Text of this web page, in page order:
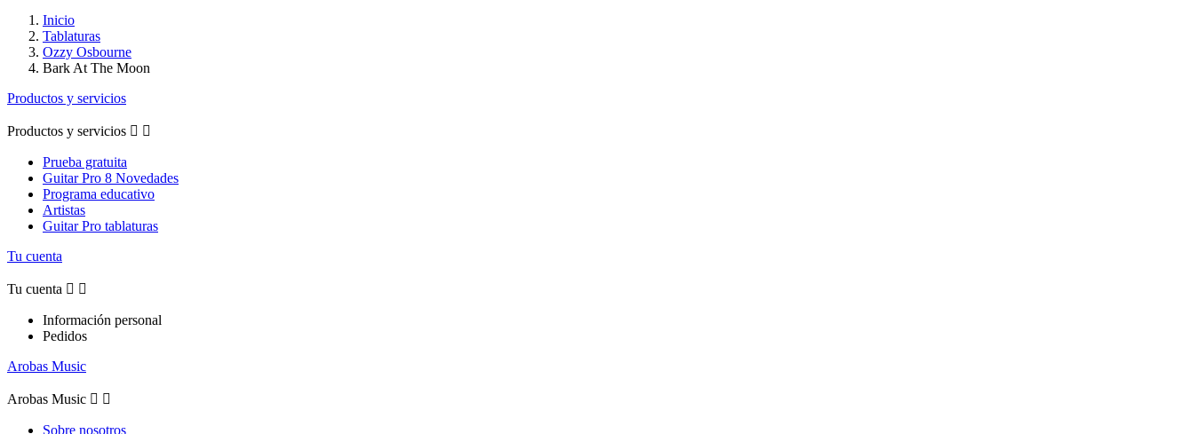
Inicio
Tablaturas
Ozzy Osbourne
Bark At The Moon
Productos y servicios
Productos y servicios  
Prueba gratuita
Guitar Pro 8 Novedades
Programa educativo
Artistas
Guitar Pro tablaturas
Tu cuenta
Tu cuenta  
Información personal
Pedidos
Arobas Music
Arobas Music  
Sobre nosotros